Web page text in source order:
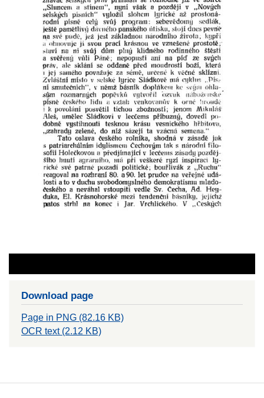
Download page
Page in PNG (82.16 KB)
OCR text (2.12 KB)